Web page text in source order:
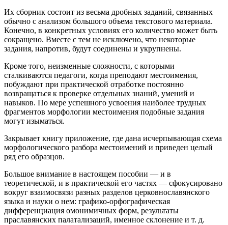
Их сборник состоит из весьма дробных заданий, связанных
обычно с анализом большого объема текстового материала.
Конечно, в конкретных условиях его количество может быть
сокращено. Вместе с тем не исключено, что некоторые
задания, напротив, будут соединены и укрупнены.
Кроме того, неизменные сложности, с которыми
сталкиваются педагоги, когда преподают местоимения,
побуждают при практической отработке постоянно
возвращаться к проверке отдельных знаний, умений и
навыков. По мере успешного усвоения наиболее трудных
фрагментов морфологии местоимения подобные задания
могут изыматься.
Закрывает книгу приложение, где дана исчерпывающая схема
морфологического разбора местоимений и приведен целый
ряд его образцов.
Большое внимание в настоящем пособии — и в
теоретической, и в практической его частях — сфокусировано
вокруг взаимосвязи разных разделов церковнославянского
языка и науки о нем: графико-орфографическая
дифференциация омонимичных форм, результаты
праславянских палатализаций, именное склонение и т. д.